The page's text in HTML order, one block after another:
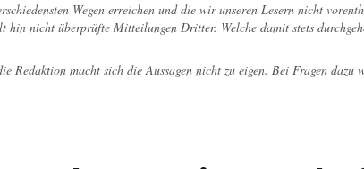
Wegen erreichen und die wir unseren Lesern nicht
nicht überprüfte Mitteilungen Dritter. Welche damit stets
macht sich die Aussagen nicht zu eigen. Bei Fragen dazu